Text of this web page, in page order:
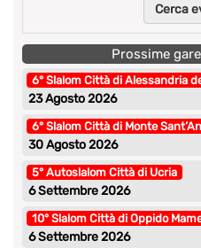
Cerca
Prossime
6° Slalom Città di Alessandria
23 Agosto 2026
6° Slalom Città di Monte
30 Agosto 2026
5° Autoslalom Città di Ucria
6 Settembre 2026
10° Slalom Città di Oppido
6 Settembre 2026